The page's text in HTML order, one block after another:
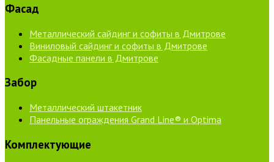
Фасад
Металлический сайдинг и софиты в Дмитрове
Виниловый сайдинг и софиты в Дмитрове
Фасадные панели в Дмитрове
Забор
Металлический штакетник
Панельные ограждения Grand Line® и Optima
Комплектующие